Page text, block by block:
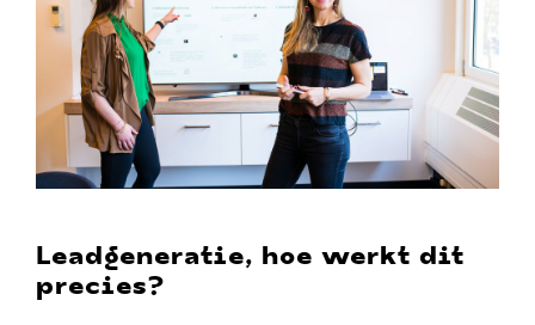
Leadgeneratie, hoe werkt dit
precies?